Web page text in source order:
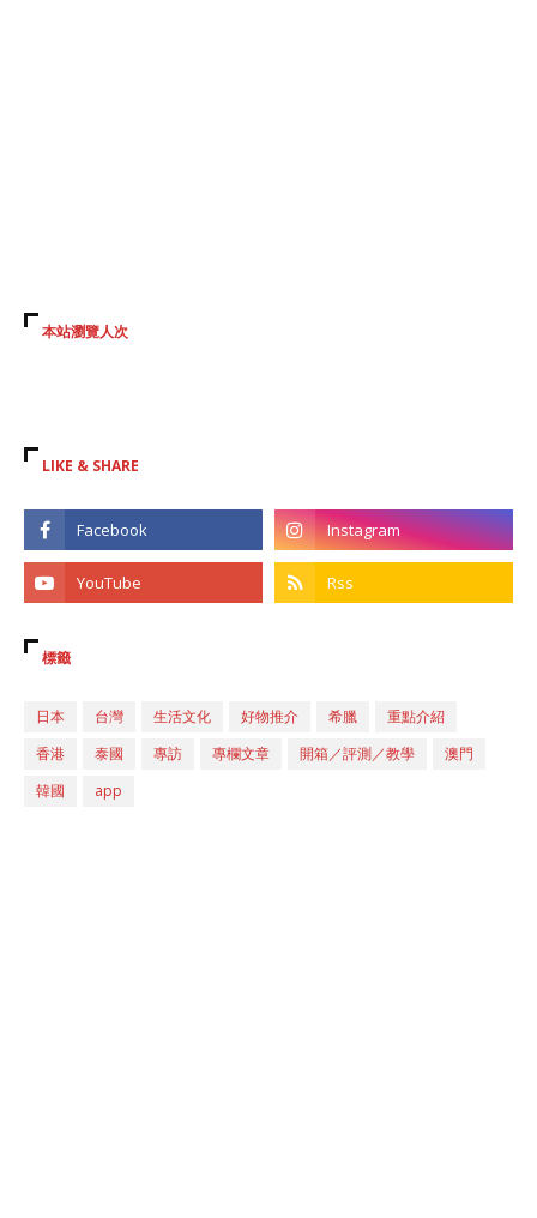
本站瀏覽人次
LIKE & SHARE
標籤
日本 台灣 生活文化 好物推介 希臘
重點介紹
香港
泰國 專訪 專欄文章 開箱／評測／教學
澳門
韓國
app